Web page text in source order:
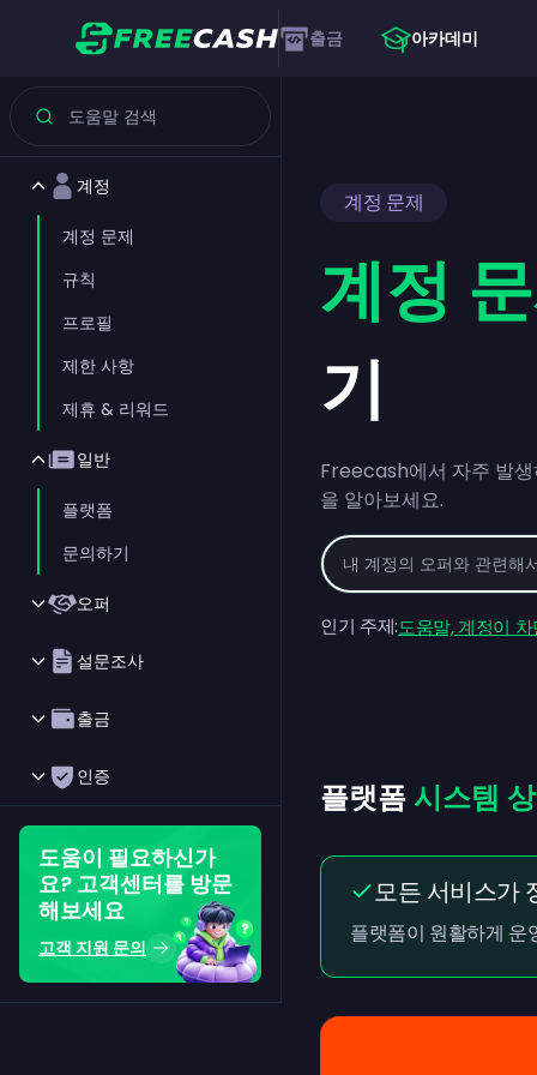
출금 아카데미
계정
계정 문제
규칙
프로필
제한 사항
제휴 & 리워드
일반
플랫폼
문의하기
오퍼
설문조사
출금
인증
도움이 필요하신가
요? 고객센터를 방문
해보세요
고객 지원 문의
계정 문제
계정
기
Freecash에서 자주 발
을 알아보세요.
인기 주제:도움말, 계정이
플랫폼시스템
모든 서비스가
플랫폼이 원활하게 운